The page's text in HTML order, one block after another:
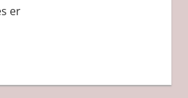
er